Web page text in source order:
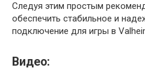
Следуя этим простым
обеспечить стабильное и
подключение для игры в
Видео: